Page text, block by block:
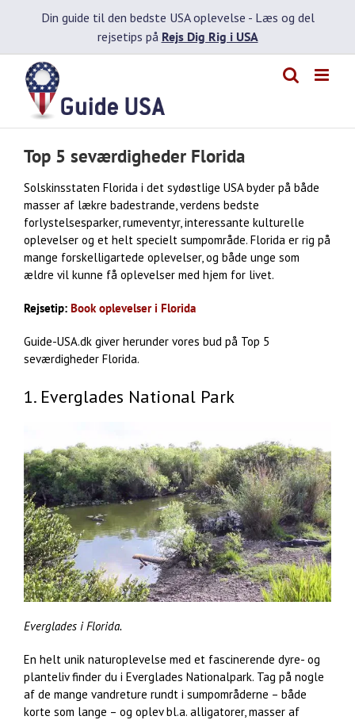
Din guide til den bedste USA oplevelse - Læs og del
rejsetips på Rejs Dig Rig i USA
Top 5 seværdigheder Florida
Solskinsstaten Florida i det sydøstlige USA byder på både
masser af lækre badestrande, verdens bedste
forlystelsesparker, rumeventyr, interessante kulturelle
oplevelser og et helt specielt sumpområde. Florida er rig på
mange forskelligartede oplevelser, og både unge som
ældre vil kunne få oplevelser med hjem for livet.
Rejsetip: Book oplevelser i Florida
Guide-USA.dk giver herunder vores bud på Top 5
seværdigheder Florida.
1. Everglades National Park
Everglades i Florida.
En helt unik naturoplevelse med et fascinerende dyre- og
planteliv finder du i Everglades Nationalpark. Tag på nogle
af de mange vandreture rundt i sumpområderne – både
korte som lange – og oplev bl.a. alligatorer, masser af